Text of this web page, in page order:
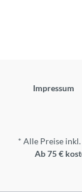
Impressum
* Alle Preise
Ab 75 €